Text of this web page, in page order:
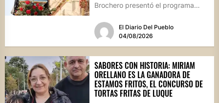
Brochero presentó el programa
El Diario Del Pueblo
04/08/2026
SABORES CON HISTORIA: MIRIAM
ORELLANO ES LA GANADORA DE
ESTAMOS FRITOS, EL CONCURSO DE
TORTAS FRITAS DE LUQUE